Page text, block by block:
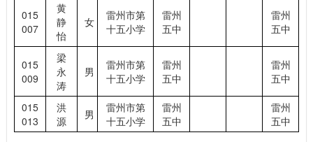
015
007
黄
静
怡
女
雷州市第
十五小学
雷州
五中
雷州
五中
015
009
梁
永
涛
男
雷州市第
十五小学
雷州
五中
雷州
五中
015
013
洪
源
男
雷州市第
十五小学
雷州
五中
雷州
五中